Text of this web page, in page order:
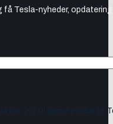
få Tesla-nyheder,
Ja tak, jeg vil gerne modtage